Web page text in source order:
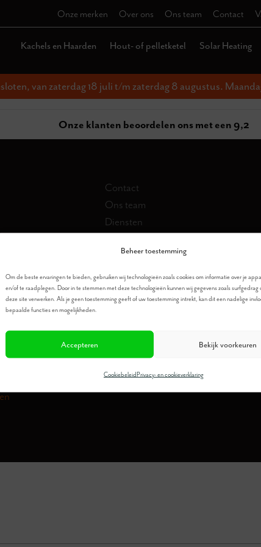
Beheer toestemming
Om de beste ervaringen te bieden, gebruiken wij technologieën zoals cookies om informatie over je
en/of te raadplegen. Door in te stemmen met deze technologieën kunnen wij gegevens zoals surfgedrag
deze site verwerken. Als je geen toestemming geeft of uw toestemming intrekt, kan dit een nadelige
bepaalde functies en mogelijkheden.
Accepteren Bekijk voorkeuren
CookiebeleidPrivacy- en cookieverklaring
van zaterdag 18 juli t/m zaterdag 8 augustus.
Onze merken Over ons Ons team Contact
Kachels en Haarden Hout- of pelletketel Solar Heating
Onze klanten beoordelen ons met een 9,2
Contact
Ons team
Diensten
Schoorsteen
Meer